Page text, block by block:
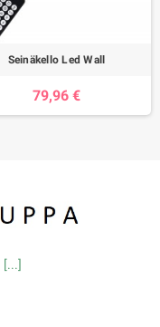
Seinäkello Led Wall
79,96 €
[...]